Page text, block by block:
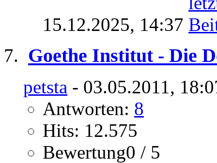
15.12.2025, 14:37
Goethe Institut - Die
petsta - 03.05.2011,
Antworten: 8
Hits: 12.575
Bewertung0 / 5